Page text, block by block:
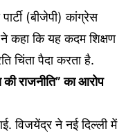
(बीजेपी) कांग्रेस
कहा कि यह कदम शिक्षण
चिंता पैदा करता है.
राजनीति” का आरोप
विजयेंद्र ने नई दिल्ली में